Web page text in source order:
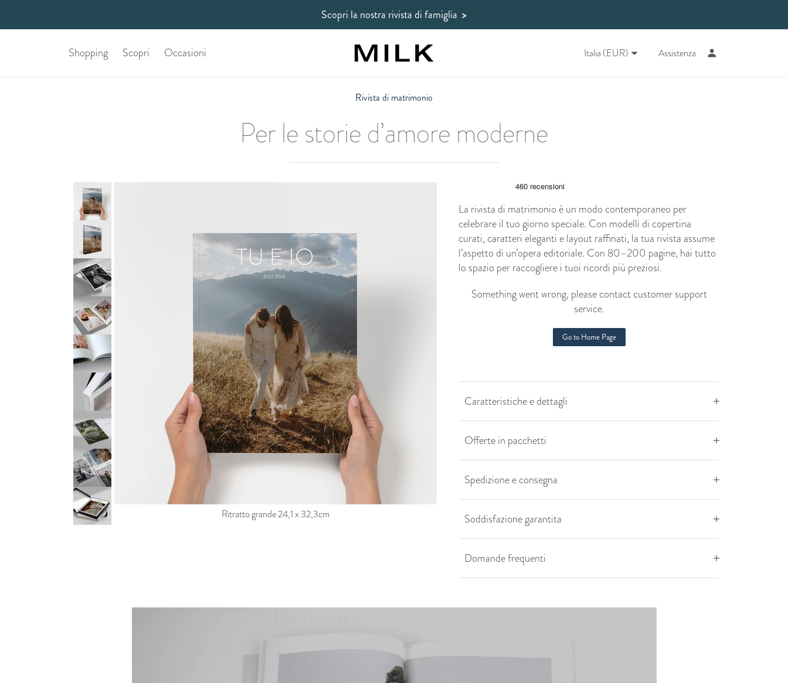
Scopri la nostra rivista di famiglia >
Shopping Scopri Occasioni Italia (EUR) Assistenza
Rivista di matrimonio
Per le storie d’amore moderne
Ritratto grande 24,1 x 32,3cm
La rivista di matrimonio è un modo contemporaneo per
celebrare il tuo giorno speciale. Con modelli di copertina
curati, caratteri eleganti e layout raffinati, la tua rivista assume
l’aspetto di un’opera editoriale. Con 80–200 pagine, hai tutto
lo spazio per raccogliere i tuoi ricordi più preziosi.
Something went wrong, please contact customer support
service.
Go to Home Page
Caratteristiche e dettagli
Offerte in pacchetti
Spedizione e consegna
Soddisfazione garantita
Domande frequenti